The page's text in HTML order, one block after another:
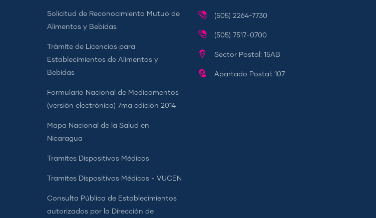
Solicitud de Reconocimiento Mutuo de
Alimentos y Bebidas
Trámite de Licencias para
Establecimientos de Alimentos y
Bebidas
Formulario Nacional de Medicamentos
(versión electrónica) 7ma edición 2014
Mapa Nacional de la Salud en
Nicaragua
Tramites Dispositivos Médicos
Tramites Dispositivos Médicos - VUCEN
Consulta Pública de Establecimientos
autorizados por la Dirección de
(505) 2264-7730
(505) 7517-0700
Sector Postal: 15AB
Apartado Postal: 107